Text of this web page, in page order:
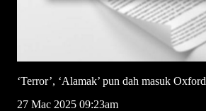
‘Terror’, ‘Alamak’ pun dah masuk Oxford
27 Mac 2025 09:23am